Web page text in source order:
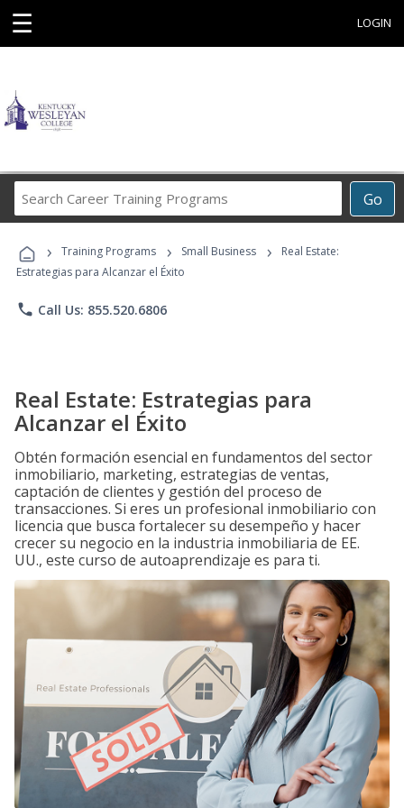
☰ LOGIN
Go
Career
Programs
› Training Programs › Small Business ›
Real Estate:
Estrategias para Alcanzar el Éxito
phone Call Us: 855.520.6806
Real Estate: Estrategias para
Alcanzar el Éxito
Obtén formación esencial en fundamentos del sector
inmobiliario, marketing, estrategias de ventas,
captación de clientes y gestión del proceso de
transacciones. Si eres un profesional inmobiliario con
licencia que busca fortalecer su desempeño y hacer
crecer su negocio en la industria inmobiliaria de EE.
UU., este curso de autoaprendizaje es para ti.